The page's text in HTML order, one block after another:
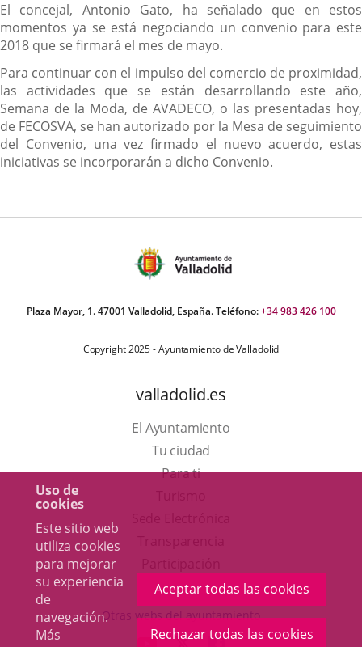
Uso de
cookies
Este sitio web
utiliza cookies
para mejorar
su experiencia
de
navegación.
Más
Aceptar todas las cookies
Rechazar todas las cookies
El concejal, Antonio Gato, ha señalado que en estos
momentos ya se está negociando un convenio para este
2018 que se firmará el mes de mayo.
Para continuar con el impulso del comercio de proximidad,
las actividades que se están desarrollando este año,
Semana de la Moda, de AVADECO, o las presentadas hoy,
de FECOSVA, se han autorizado por la Mesa de seguimiento
del Convenio, una vez firmado el nuevo acuerdo, estas
iniciativas se incorporarán a dicho Convenio.
Plaza Mayor, 1. 47001 Valladolid, España. Teléfono:+34 983 426 100
Copyright 2025 - Ayuntamiento de Valladolid
valladolid.es
El Ayuntamiento
Tu ciudad
Para ti
en
una
ventana
aplicación
externa.
Otras webs del ayuntamiento